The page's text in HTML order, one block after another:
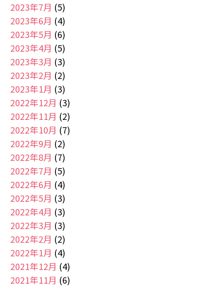
2023年7月 (5)
2023年6月 (4)
2023年5月 (6)
2023年4月 (5)
2023年3月 (3)
2023年2月 (2)
2023年1月 (3)
2022年12月 (3)
2022年11月 (2)
2022年10月 (7)
2022年9月 (2)
2022年8月 (7)
2022年7月 (5)
2022年6月 (4)
2022年5月 (3)
2022年4月 (3)
2022年3月 (3)
2022年2月 (2)
2022年1月 (4)
2021年12月 (4)
2021年11月 (6)